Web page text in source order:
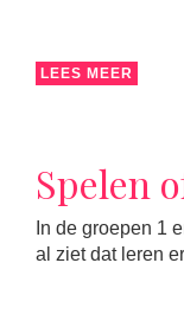
LEES MEER
Spelen
In de groepen 1
al ziet dat leren